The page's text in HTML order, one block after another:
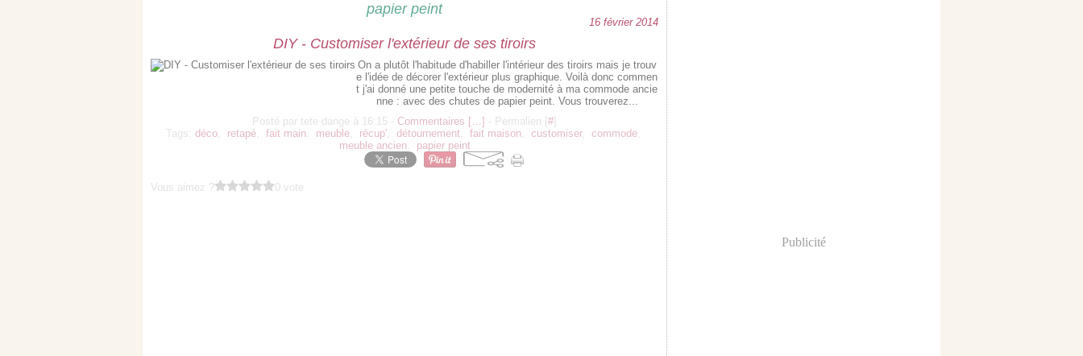
papier peint
16 février 2014
DIY - Customiser l'extérieur de ses tiroirs
On a plutôt l'habitude d'habiller l'intérieur des tiroirs mais je trouv
e l'idée de décorer l'extérieur plus graphique. Voilà donc commen
t j'ai donné une petite touche de modernité à ma commode ancie
nne : avec des chutes de papier peint. Vous trouverez...
Posté par tete dange à 16:15 - Commentaires […] - Permalien [ #
Tags: déco, retapé, fait main, meuble, récup', détournement, fait maison, customiser, commode,
meuble ancien, papier peint
Vous aimez ? 0 vote
Publicité